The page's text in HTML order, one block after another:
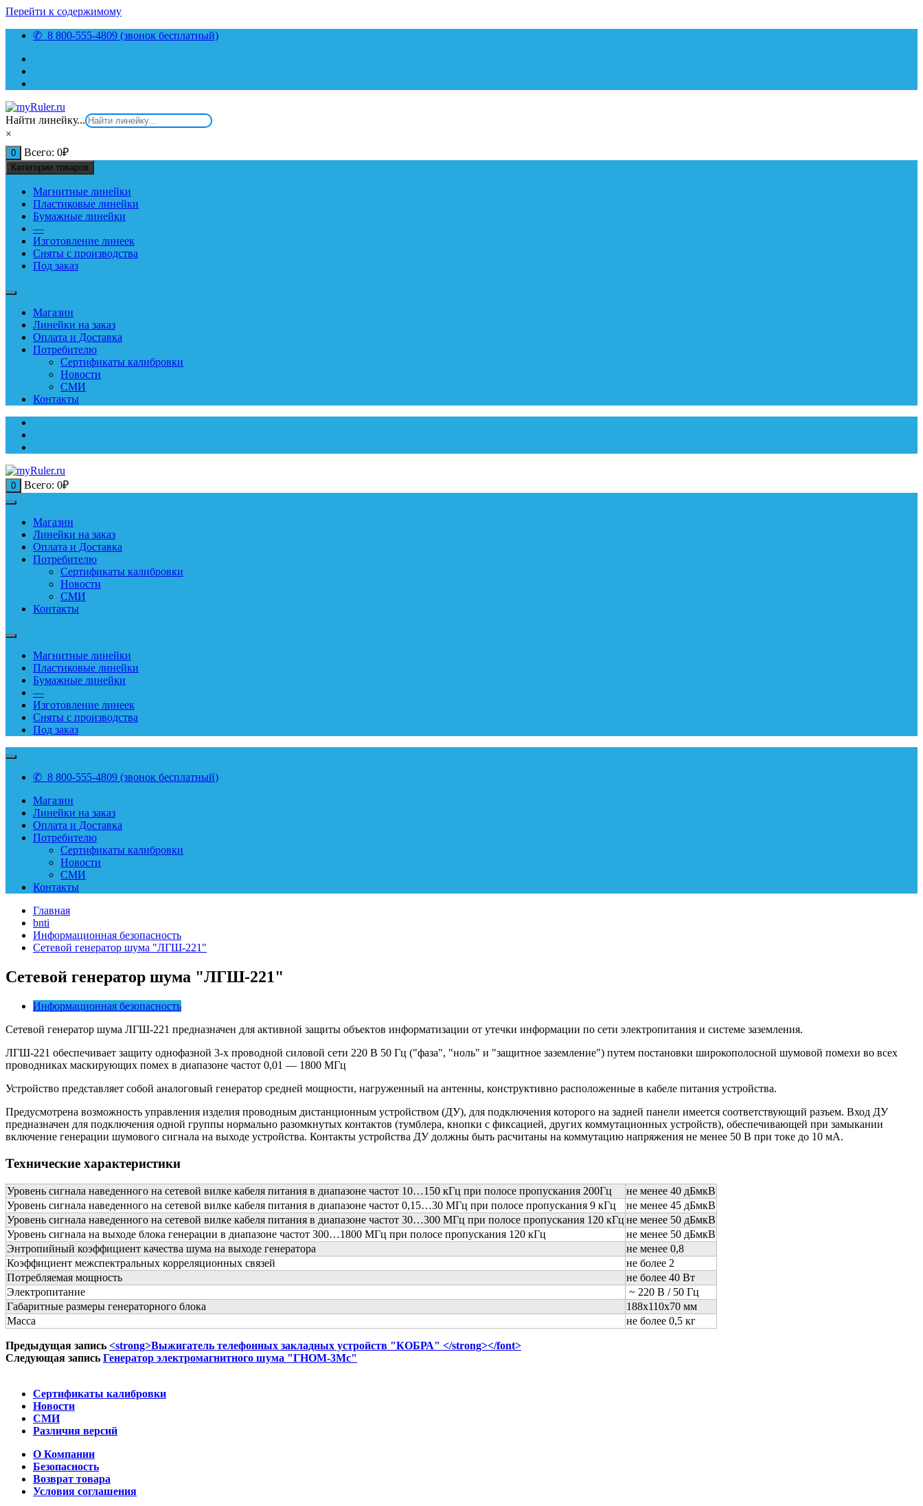
Перейти к содержимому
✆ 8 800-555-4809 (звонок бесплатный)
Найти линейку...
×
0 Всего: 0₽
Категории товаров
Магнитные линейки
Пластиковые линейки
Бумажные линейки
—
Изготовление линеек
Сняты с производства
Под заказ
Магазин
Линейки на заказ
Оплата и Доставка
Потребителю
Сертификаты калибровки
Новости
СМИ
Контакты
0 Всего: 0₽
Магазин
Линейки на заказ
Оплата и Доставка
Потребителю
Сертификаты калибровки
Новости
СМИ
Контакты
Магнитные линейки
Пластиковые линейки
Бумажные линейки
—
Изготовление линеек
Сняты с производства
Под заказ
✆ 8 800-555-4809 (звонок бесплатный)
Магазин
Линейки на заказ
Оплата и Доставка
Потребителю
Сертификаты калибровки
Новости
СМИ
Контакты
Главная
bnti
Информационная безопасность
Сетевой генератор шума "ЛГШ-221"
Сетевой генератор шума "ЛГШ-221"
Информационная безопасность
Сетевой генератор шума ЛГШ-221 предназначен для активной защиты объектов информатизации от утечки информации по сети электропитания и системе заземления.
ЛГШ-221 обеспечивает защиту однофазной 3-х проводной силовой сети 220 В 50 Гц ("фаза", "ноль" и "защитное заземление") путем постановки широкополосной шумовой помехи во всех
проводниках маскирующих помех в диапазоне частот 0,01 — 1800 МГц
Устройство представляет собой аналоговый генератор средней мощности, нагруженный на антенны, конструктивно расположенные в кабеле питания устройства.
Предусмотрена возможность управления изделия проводным дистанционным устройством (ДУ), для подключения которого на задней панели имеется соответствующий разъем. Вход ДУ
предназначен для подключения одной группы нормально разомкнутых контактов (тумблера, кнопки с фиксацией, других коммутационных устройств), обеспечивающей при замыкании
включение генерации шумового сигнала на выходе устройства. Контакты устройства ДУ должны быть расчитаны на коммутацию напряжения не менее 50 В при токе до 10 мА.
Технические характеристики
Уровень сигнала наведенного на сетевой вилке кабеля питания в диапазоне частот 10…150 кГц при полосе пропускания 200Гц
не менее 40 дБмкВ
Уровень сигнала наведенного на сетевой вилке кабеля питания в диапазоне частот 0,15…30 МГц при полосе пропускания 9 кГц
не менее 45 дБмкВ
Уровень сигнала наведенного на сетевой вилке кабеля питания в диапазоне частот 30…300 МГц при полосе пропускания 120 кГц не менее 50 дБмкВ
Уровень сигнала на выходе блока генерации в диапазоне частот 300…1800 МГц при полосе пропускания 120 кГц
не менее 50 дБмкВ
Энтропийный коэффициент качества шума на выходе генератора
не менее 0,8
Коэффициент межспектральных корреляционных связей
не более 2
Потребляемая мощность
не более 40 Вт
Электропитание
~ 220 В / 50 Гц
Габаритные размеры генераторного блока
188х110х70 мм
Масса
не более 0,5 кг
Предыдущая запись <strong>Выжигатель телефонных закладных устройств "КОБРА" </strong></font>
Следующая запись Генератор электромагнитного шума "ГНОМ-3Мс"
Сертификаты калибровки
Новости
СМИ
Различия версий
О Компании
Безопасность
Возврат товара
Условия соглашения